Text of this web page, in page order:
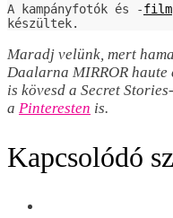
A kampányfotók és -film
készültek.
Maradj velünk, mert
Daalarna MIRROR
is kövesd a Secret
a Pinteresten is.
Kapcsolódó